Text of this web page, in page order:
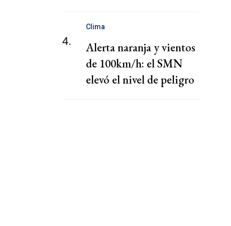
4.
Clima
Alerta naranja y vientos
de 100km/h: el SMN
elevó el nivel de peligro